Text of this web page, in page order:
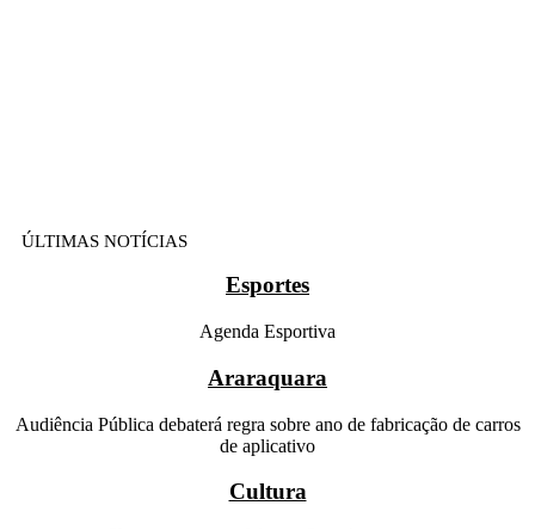
ÚLTIMAS NOTÍCIAS
Esportes
Agenda Esportiva
Araraquara
Audiência Pública debaterá regra sobre ano de fabricação de carros
de aplicativo
Cultura